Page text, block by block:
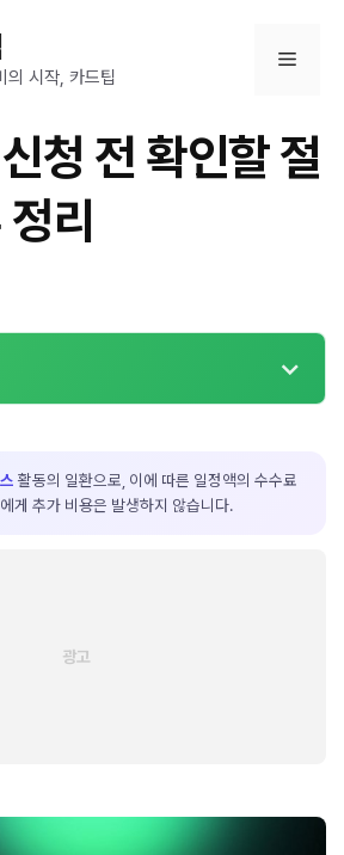
의 시작, 카드팁
메
청 전 확인할 절
리
활동의 일환으로, 이에 따른 일정액의 수수료
게 추가 비용은 발생하지 않습니다.